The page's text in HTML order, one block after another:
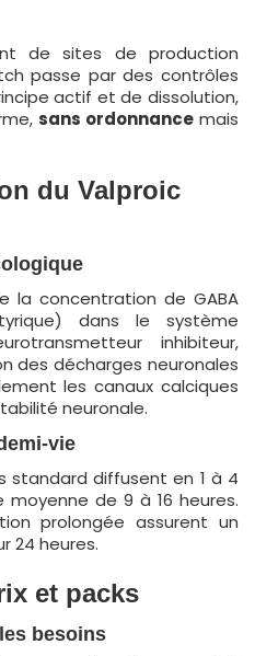
de sites de production
passe par des contrôles
actif et de dissolution,
sans ordonnance mais
du Valproic
la concentration de GABA
dans le système
inhibiteur,
des décharges neuronales
les canaux calciques
neuronale.
vie
standard diffusent en 1 à 4
de 9 à 16 heures.
prolongée assurent un
24 heures.
et packs
besoins